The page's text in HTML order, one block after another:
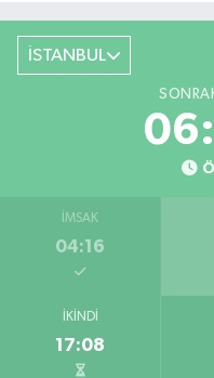
İSTANBUL
İMSAK
04:16
İKINDI
17:08